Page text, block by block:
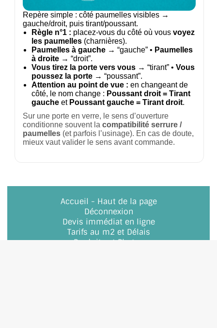
Repère simple : côté paumelles visibles →
gauche/droit, puis tirant/poussant.
Règle n°1 : placez-vous du côté où vous voyez
les paumelles (charnières).
Paumelles à gauche → “gauche” • Paumelles
à droite → “droit”.
Vous tirez la porte vers vous → “tirant” • Vous
poussez la porte → “poussant”.
Attention au point de vue : en changeant de
côté, le nom change : Poussant droit = Tirant
gauche et Poussant gauche = Tirant droit.
Sur une porte en verre, le sens d’ouverture
conditionne souvent la compatibilité serrure /
paumelles (et parfois l’usinage). En cas de doute,
mieux vaut valider le sens avant commande.
Accueil - Haut de la page
Déconnexion
Devis immédiat en ligne
Tarifs au m2 et Délais
Produits et Photos